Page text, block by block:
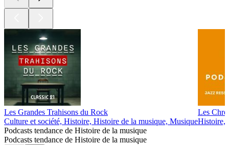
Les Grandes Trahisons du Rock
Culture et société, Histoire, Histoire de la musique, Musique
Les
Histoire,
Podcasts tendance de Histoire de la musique
Podcasts tendance de Histoire de la musique